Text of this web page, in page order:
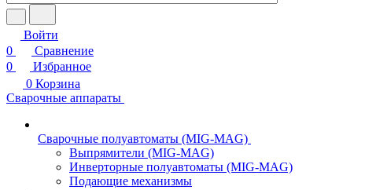
Войти
0
Сравнение
0
Избранное
0 Корзина
Сварочные аппараты
Сварочные полуавтоматы (MIG-MAG)
Выпрямители (MIG-MAG)
Инверторные полуавтоматы (MIG-MAG)
Подающие механизмы